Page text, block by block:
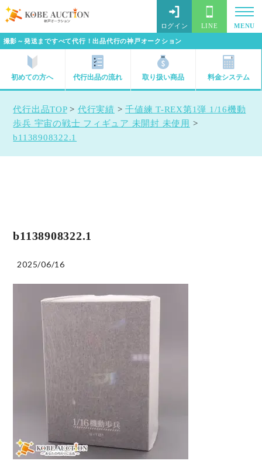
撮影～発送まですべて代行！出品代行の神戸オークション
ログイン LINE MENU
初めての方へ 代行出品の流れ 取り扱い商品 料金システム
代行出品TOP> 代行実績 >千値練 T-REX第1弾 1/16機動
歩兵 宇宙の戦士 フィギュア 未開封 未使用 >
b1138908322.1
b1138908322.1
2025/06/16